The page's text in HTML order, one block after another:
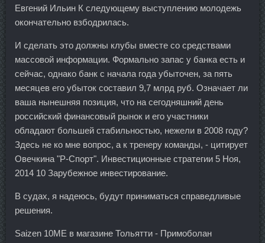
Евгений Ильин К следующему выступлению молодежь
окончательно взбодрилась.
И сделать это должны клубы вместе со средствами
массовой информации. Формально запас у банка есть и
сейчас, однако банк с начала года убыточен, за пять
месяцев его убыток составил 9,7 млрд руб. Означает ли
ваша нынешняя позиция, что на сегодняшний день
российский финансовый рынок и его участники
обладают большей стабильностью, нежели в 2008 году?
Здесь не ко мне вопрос, а к тренеру команды, - цитирует
Овечкина "Р-Спорт". Инвестиционные стратегии 5 Ноя,
2014 10 Зарубежное инвестирование.
В судах, я надеюсь, будут приниматься справедливые
решения.
Saizen 10ME в магазине Тольятти - Примоболан